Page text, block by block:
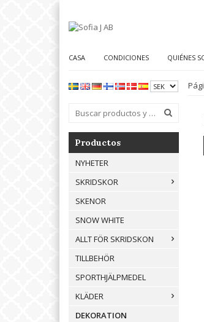
CASA CONDICIONES QUIÉNES
Productos
NYHETER
SKRIDSKOR
SKENOR
SNOW WHITE
ALLT FÖR SKRIDSKON
TILLBEHÖR
SPORTHJÄLPMEDEL
KLÄDER
DEKORATION